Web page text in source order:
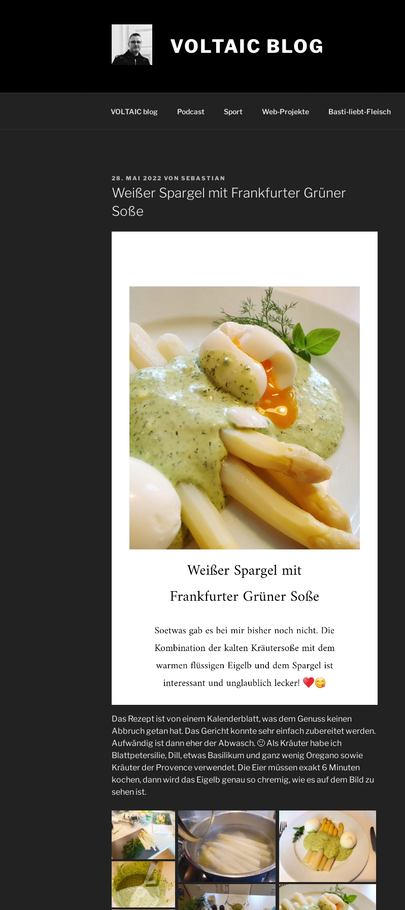
VOLTAIC BLOG
VOLTAIC blog Podcast Sport Web-Projekte Basti-liebt-Fleisch
VERÖFFENTLICHT
AM
28. MAI 2022 VON SEBASTIAN
Weißer Spargel mit Frankfurter Grüner
Soße
Das Rezept ist von einem Kalenderblatt, was dem Genuss keinen
Abbruch getan hat. Das Gericht konnte sehr einfach zubereitet werden.
Aufwändig ist dann eher der Abwasch. 🙂 Als Kräuter habe ich
Blattpetersilie, Dill, etwas Basilikum und ganz wenig Oregano sowie
Kräuter der Provence verwendet. Die Eier müssen exakt 6 Minuten
kochen, dann wird das Eigelb genau so chremig, wie es auf dem Bild zu
sehen ist.